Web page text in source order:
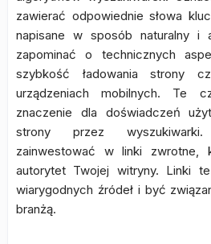
zawierać odpowiednie słowa
napisane w sposób naturalny i
zapominać o technicznych
szybkość ładowania strony
urządzeniach mobilnych. Te
znaczenie dla doświadczeń
strony przez
zainwestować w linki zwrotne,
autorytet Twojej witryny. Linki
wiarygodnych źródeł i być
branżą.